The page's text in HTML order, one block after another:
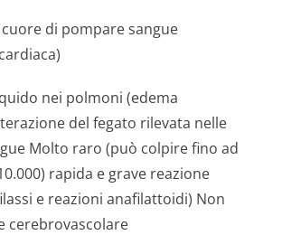
di pompare sangue
nei polmoni (edema
del fegato rilevata nelle
Molto raro (può colpire fino ad
rapida e grave reazione
e reazioni anafilattoidi) Non
cerebrovascolare